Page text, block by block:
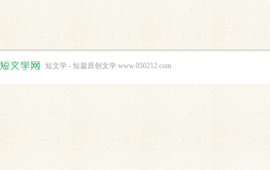
短文学 - 短篇原创文学 www.050212.com